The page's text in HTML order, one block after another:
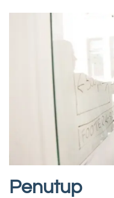
Penutup